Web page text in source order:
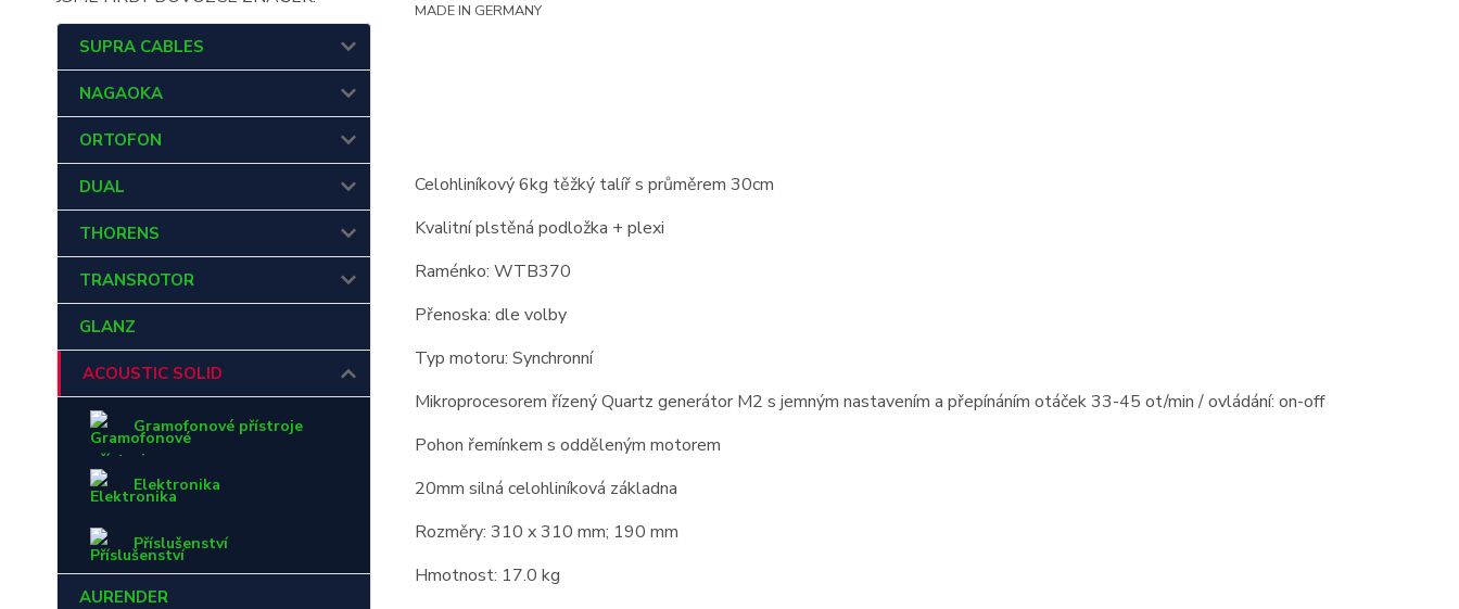
SUPRA CABLES
NAGAOKA
ORTOFON
DUAL
THORENS
TRANSROTOR
GLANZ
ACOUSTIC SOLID
Gramofonové přístroje
Elektronika
Příslušenství
AURENDER
MADE IN GERMANY
Celohliníkový 6kg těžký talíř s průměrem 30cm
Kvalitní plstěná podložka + plexi
Raménko: WTB370
Přenoska: dle volby
Typ motoru: Synchronní
Mikroprocesorem řízený Quartz generátor M2 s jemným nastavením a přepínáním otáček 33-45 ot/min / ovládání: on-off
Pohon řemínkem s odděleným motorem
20mm silná celohliníková základna
Rozměry: 310 x 310 mm; 190 mm
Hmotnost: 17.0 kg